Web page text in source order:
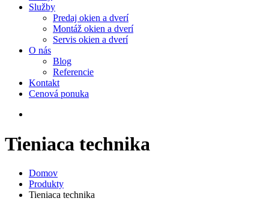
Služby
Predaj okien a dverí
Montáž okien a dverí
Servis okien a dverí
O nás
Blog
Referencie
Kontakt
Cenová ponuka
Tieniaca technika
Domov
Produkty
Tieniaca technika